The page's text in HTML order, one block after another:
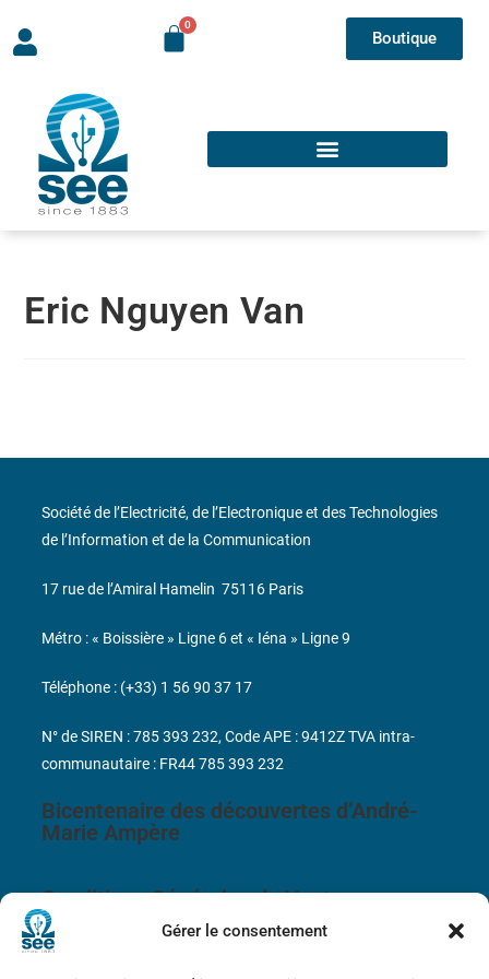
Gérer le consentement
Boutique
Eric Nguyen Van
Bicentenaire des découvertes d’André-
Marie Ampère
Conditions Générales de Vente
Société de l’Electricité, de l’Electronique et des Technologies
de l’Information et de la Communication
17 rue de l’Amiral Hamelin 75116 Paris
Métro : « Boissière » Ligne 6 et « Iéna » Ligne 9
Téléphone : (+33) 1 56 90 37 17
N° de SIREN : 785 393 232, Code APE : 9412Z TVA intra-
communautaire : FR44 785 393 232